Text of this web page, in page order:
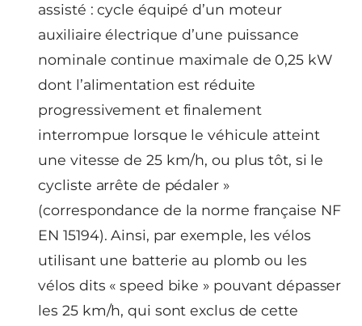
assisté : cycle équipé d’un moteur
auxiliaire électrique d’une puissance
nominale continue maximale de 0,25 kW
dont l’alimentation est réduite
progressivement et finalement
interrompue lorsque le véhicule atteint
une vitesse de 25 km/h, ou plus tôt, si le
cycliste arrête de pédaler »
(correspondance de la norme française NF
EN 15194). Ainsi, par exemple, les vélos
utilisant une batterie au plomb ou les
vélos dits « speed bike » pouvant dépasser
les 25 km/h, qui sont exclus de cette